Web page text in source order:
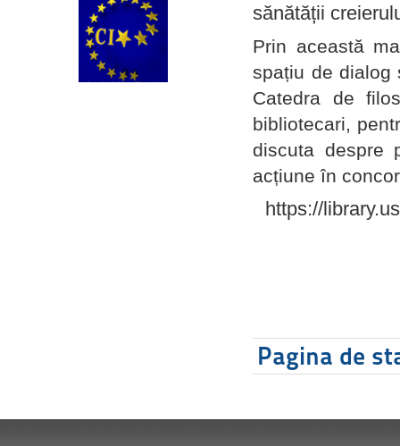
sănătății
Prin această
spațiu de dialog
Catedra de
bibliotecari,
discuta despre
acțiune în
https://
Pagina de